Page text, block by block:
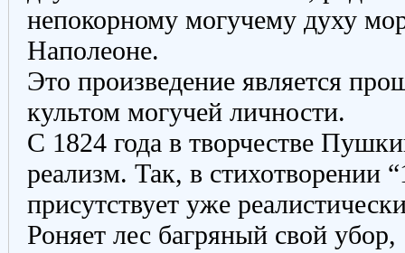
непокорному могучему духу
Наполеоне.
Это произведение является
культом могучей личности.
С 1824 года в творчестве
реализм. Так, в стихотворении
присутствует уже
Роняет лес багряный свой убор,